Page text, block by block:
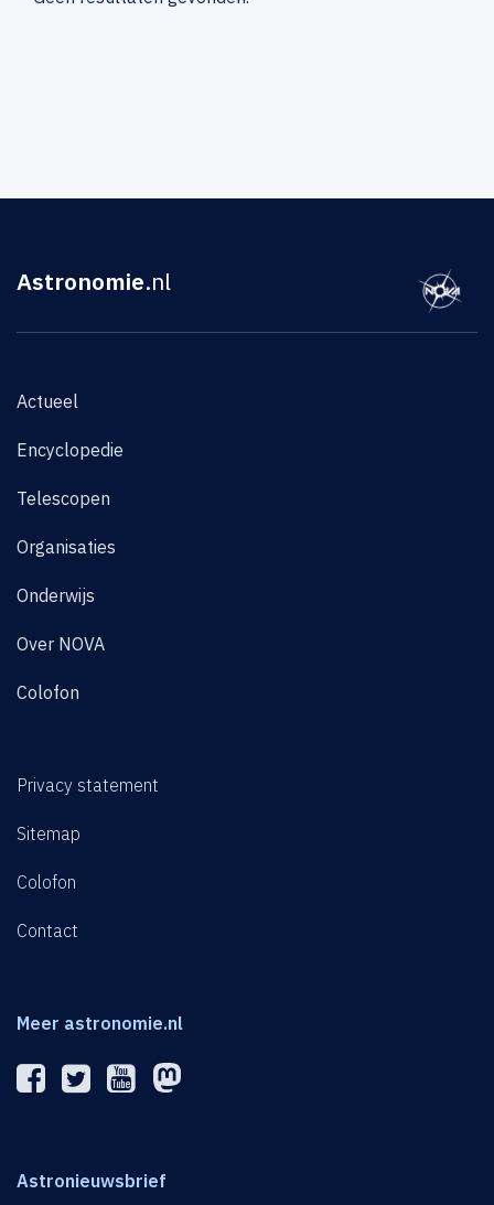
Astronomie.nl
Actueel
Encyclopedie
Telescopen
Organisaties
Onderwijs
Over NOVA
Colofon
Privacy statement
Sitemap
Colofon
Contact
Meer astronomie.nl
Astronieuwsbrief